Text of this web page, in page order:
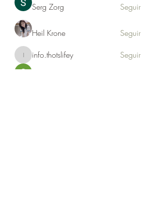
Serg Zorg Seguir
Heil Krone Seguir
info.thotslifey
info.thotslifey Seguir